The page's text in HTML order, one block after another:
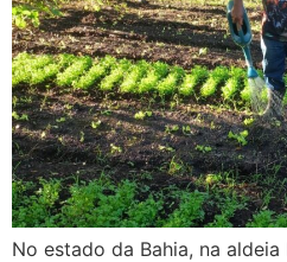
No estado da Bahia, na